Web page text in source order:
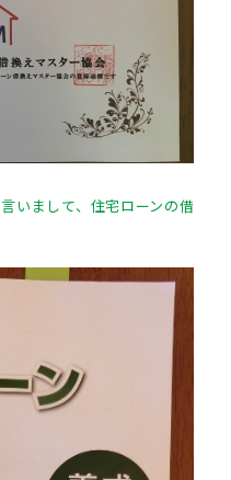
いまして、住宅ローンの借